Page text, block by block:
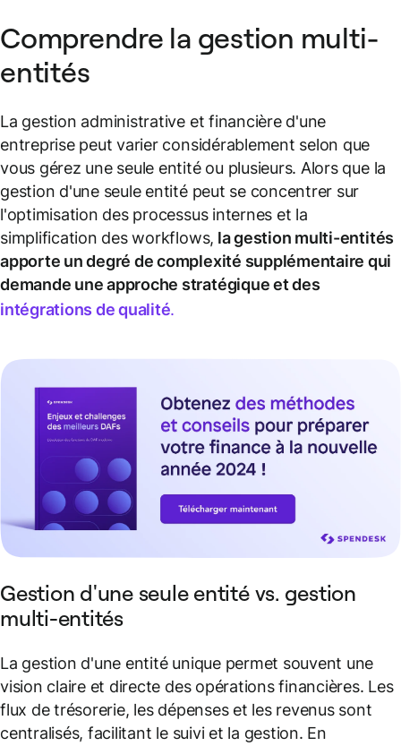
Comprendre la gestion multi-
entités
La gestion administrative et financière d'une
entreprise peut varier considérablement selon que
vous gérez une seule entité ou plusieurs. Alors que la
gestion d'une seule entité peut se concentrer sur
l'optimisation des processus internes et la
simplification des workflows, la gestion multi-entités
apporte un degré de complexité supplémentaire qui
demande une approche stratégique et des
intégrations de qualité.
Gestion d'une seule entité vs. gestion
multi-entités
La gestion d'une entité unique permet souvent une
vision claire et directe des opérations financières. Les
flux de trésorerie, les dépenses et les revenus sont
centralisés, facilitant le suivi et la gestion. En